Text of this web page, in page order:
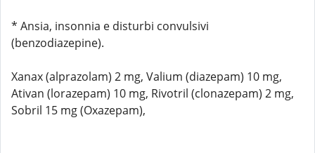
* Ansia, insonnia e disturbi convulsivi
(benzodiazepine).
Xanax (alprazolam) 2 mg, Valium (diazepam) 10 mg,
Ativan (lorazepam) 10 mg, Rivotril (clonazepam) 2 mg,
Sobril 15 mg (Oxazepam),